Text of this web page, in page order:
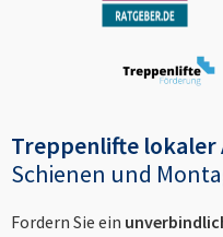
Treppenlifte lokaler
Schienen und
Fordern Sie ein